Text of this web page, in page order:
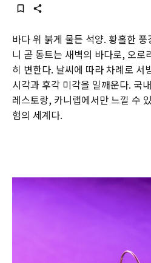
바다 위 붉게 물든 석양. 황홀한
니 곧 동트는 새벽의 바다로, 오로
히 변한다. 날씨에 따라 차례로 서
시각과 후각 미각을 일깨운다. 국
레스토랑, 카니랩에서만 느낄 수
험의 세계다.